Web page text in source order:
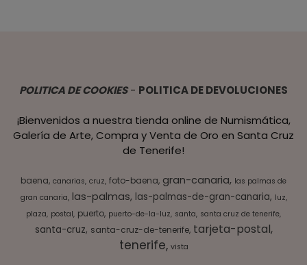
POLITICA DE COOKIES- POLITICA DE DEVOLUCIONES
¡Bienvenidos a nuestra tienda online de Numismática,
Galería de Arte, Compra y Venta de Oro en Santa Cruz
de Tenerife!
baena canarias cruz foto-baena gran-canaria las palmas de
gran canaria las-palmas las-palmas-de-gran-canaria luz
plaza postal puerto puerto-de-la-luz santa santa cruz de tenerife
santa-cruz santa-cruz-de-tenerife tarjeta-postal
tenerife vista